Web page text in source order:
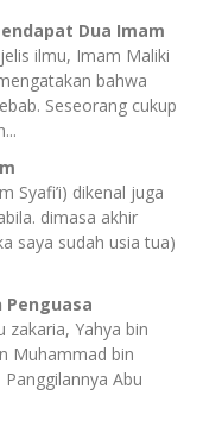
Dua Imam
ilmu, Imam Maliki
bahwa
Seseorang cukup
Syafi’i) dikenal juga
dimasa akhir
saya sudah usia tua)
Penguasa
zakaria, Yahya bin
Muhammad bin
Panggilannya Abu